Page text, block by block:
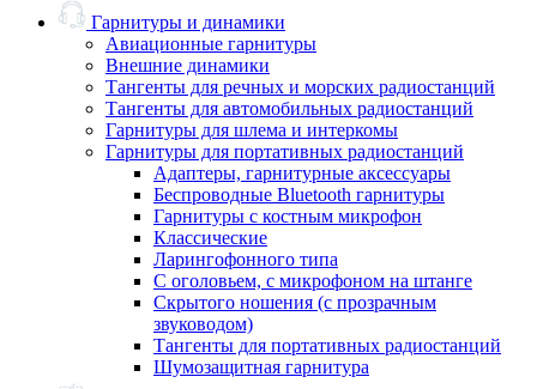
Гарнитуры и динамики
Авиационные гарнитуры
Внешние динамики
Тангенты для речных и морских радиостанций
Тангенты для автомобильных радиостанций
Гарнитуры для шлема и интеркомы
Гарнитуры для портативных радиостанций
Адаптеры, гарнитурные аксессуары
Беспроводные Bluetooth гарнитуры
Гарнитуры с костным микрофон
Классические
Ларингофонного типа
С оголовьем, с микрофоном на штанге
Скрытого ношения (с прозрачным
звуководом)
Тангенты для портативных радиостанций
Шумозащитная гарнитура